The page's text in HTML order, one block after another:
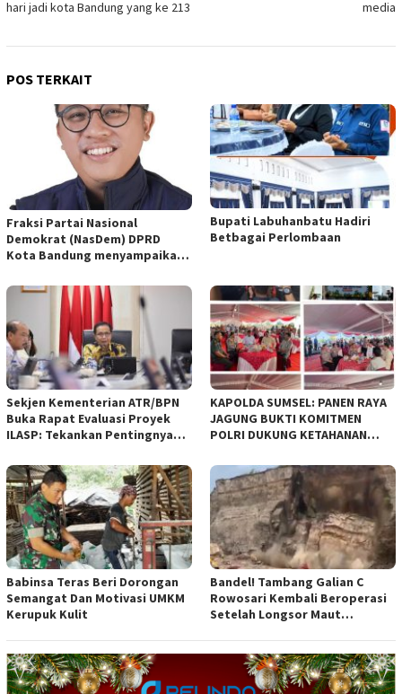
hari jadi kota Bandung yang ke 213 media
POS TERKAIT
Fraksi Partai Nasional
Demokrat (NasDem) DPRD
Kota Bandung menyampaikan
empat Rancangan Peraturan
Daerah (Raperda) yang
diajukan Pemerintah Kota
Bandung
Bupati Labuhanbatu Hadiri
Betbagai Perlombaan
Sekjen Kementerian ATR/BPN
Buka Rapat Evaluasi Proyek
ILASP: Tekankan Pentingnya
Anggaran
KAPOLDA SUMSEL: PANEN RAYA
JAGUNG BUKTI KOMITMEN
POLRI DUKUNG KETAHANAN
Babinsa Teras Beri Dorongan
Semangat Dan Motivasi UMKM
Kerupuk Kulit
Bandel! Tambang Galian C
Rowosari Kembali Beroperasi
Setelah Longsor Maut